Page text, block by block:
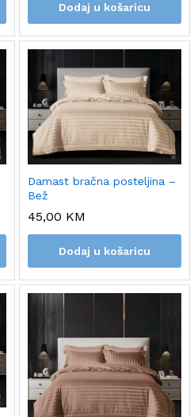
Dodaj u košaricu
Damast bračna posteljina –
Bež
45,00 KM
Dodaj u košaricu